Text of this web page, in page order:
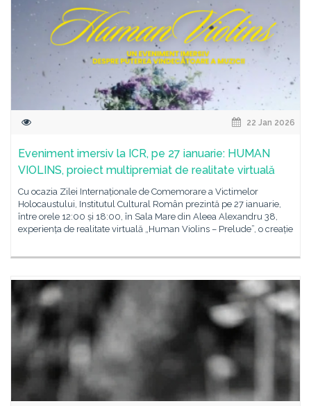
22 Jan 2026
Eveniment imersiv la ICR, pe 27 ianuarie: HUMAN
VIOLINS, proiect multipremiat de realitate virtuală
Cu ocazia Zilei Internaționale de Comemorare a Victimelor
Holocaustului, Institutul Cultural Român prezintă pe 27 ianuarie,
între orele 12:00 și 18:00, în Sala Mare din Aleea Alexandru 38,
experiența de realitate virtuală „Human Violins – Prelude”, o creație